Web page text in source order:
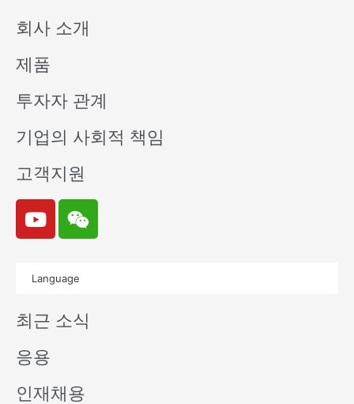
회사 소개
제품
투자자 관계
기업의 사회적 책임
고객지원
Y
o
u
e
W
e
i
n
Language
최근 소식
응용
인재채용